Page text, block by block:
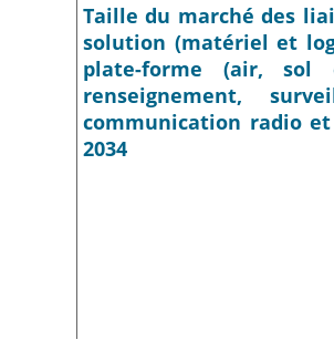
Taille du marché des
solution (matériel et
plate-forme (air, sol
renseignement,
communication radio
2034